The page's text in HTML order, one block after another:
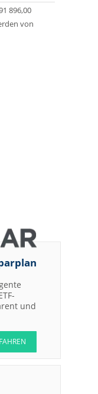
896,00
von
und